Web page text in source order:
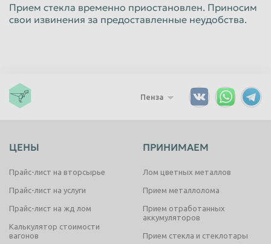
Прием стекла временно приостановлен. Приносим
свои извинения за предоставленные неудобства.
Пенза
ЦЕНЫ
Прайс-лист на вторсырье
Прайс-лист на услуги
Прайс-лист на жд лом
Калькулятор стоимости
вагонов
ПРИНИМАЕМ
Лом цветных металлов
Прием металлолома
Прием отработанных
аккумуляторов
Прием стекла и стеклотары